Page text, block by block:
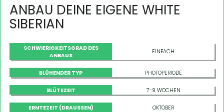
ANBAU DEINE EIGENE WHITE
SIBERIAN
SCHWIERIGKEITSGRAD DES
ANBAUS
EINFACH
BLÜHENDER TYP PHOTOPERIODE
BLÜTEZEIT 7-9 WOCHEN
ERNTEZEIT (DRAUSSEN) OKTOBER